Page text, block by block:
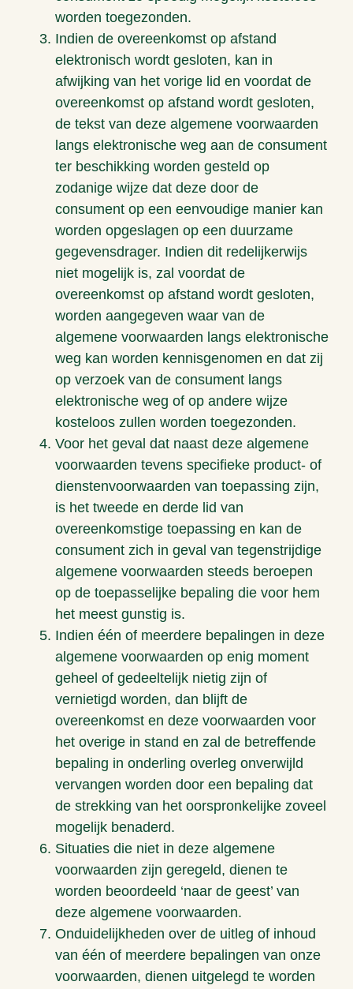
worden toegezonden.
Indien de overeenkomst op afstand
elektronisch wordt gesloten, kan in
afwijking van het vorige lid en voordat de
overeenkomst op afstand wordt gesloten,
de tekst van deze algemene voorwaarden
langs elektronische weg aan de consument
ter beschikking worden gesteld op
zodanige wijze dat deze door de
consument op een eenvoudige manier kan
worden opgeslagen op een duurzame
gegevensdrager. Indien dit redelijkerwijs
niet mogelijk is, zal voordat de
overeenkomst op afstand wordt gesloten,
worden aangegeven waar van de
algemene voorwaarden langs elektronische
weg kan worden kennisgenomen en dat zij
op verzoek van de consument langs
elektronische weg of op andere wijze
kosteloos zullen worden toegezonden.
Voor het geval dat naast deze algemene
voorwaarden tevens specifieke product- of
dienstenvoorwaarden van toepassing zijn,
is het tweede en derde lid van
overeenkomstige toepassing en kan de
consument zich in geval van tegenstrijdige
algemene voorwaarden steeds beroepen
op de toepasselijke bepaling die voor hem
het meest gunstig is.
Indien één of meerdere bepalingen in deze
algemene voorwaarden op enig moment
geheel of gedeeltelijk nietig zijn of
vernietigd worden, dan blijft de
overeenkomst en deze voorwaarden voor
het overige in stand en zal de betreffende
bepaling in onderling overleg onverwijld
vervangen worden door een bepaling dat
de strekking van het oorspronkelijke zoveel
mogelijk benaderd.
Situaties die niet in deze algemene
voorwaarden zijn geregeld, dienen te
worden beoordeeld ‘naar de geest’ van
deze algemene voorwaarden.
Onduidelijkheden over de uitleg of inhoud
van één of meerdere bepalingen van onze
voorwaarden, dienen uitgelegd te worden